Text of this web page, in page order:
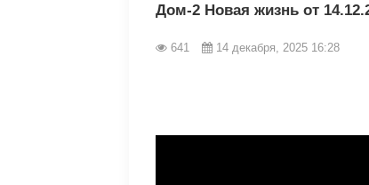
Дом-2 Новая жизнь от
641 14 декабря, 2025 16:28